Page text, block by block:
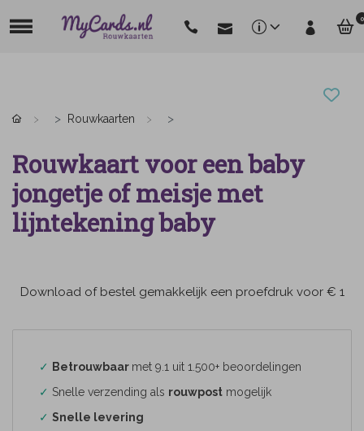
0
Rouwkaarten
Rouwkaart voor een baby
jongetje of meisje met
lijntekening baby
Download of bestel gemakkelijk een proefdruk voor € 1
✓ Betrouwbaar met 9.1 uit 1.500+ beoordelingen
✓ Snelle verzending als rouwpost mogelijk
✓ Snelle levering